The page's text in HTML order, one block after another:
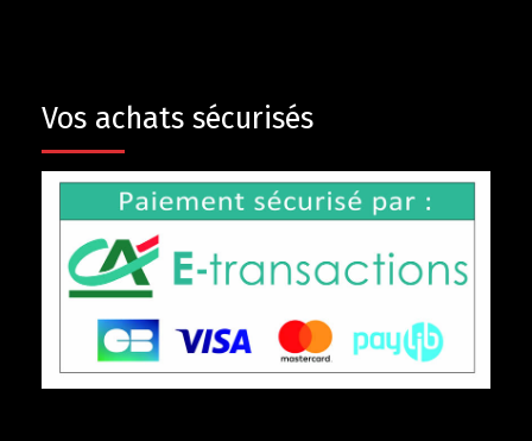
Vos achats sécurisés